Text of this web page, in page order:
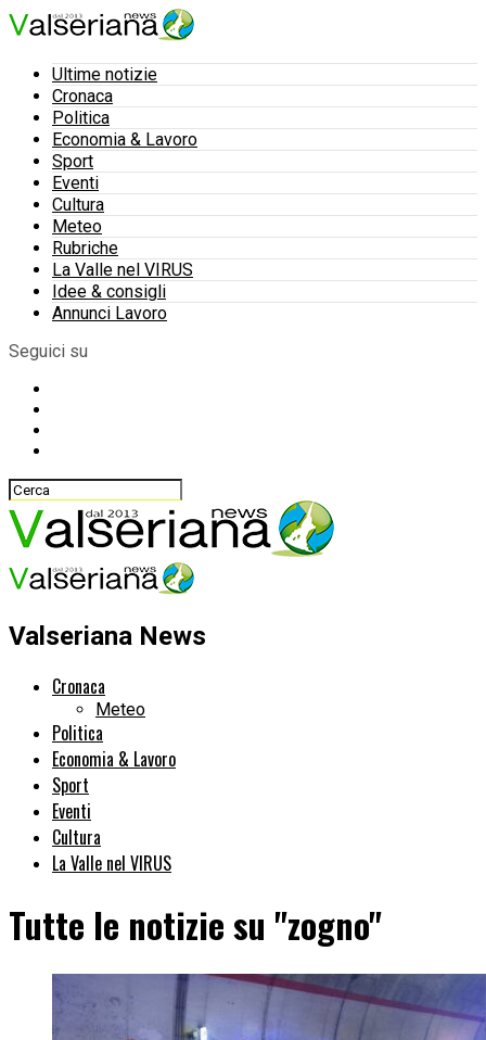
Ultime notizie
Cronaca
Politica
Economia & Lavoro
Sport
Eventi
Cultura
Meteo
Rubriche
La Valle nel VIRUS
Idee & consigli
Annunci Lavoro
Seguici su
Valseriana News
Cronaca
Meteo
Politica
Economia & Lavoro
Sport
Eventi
Cultura
La Valle nel VIRUS
Tutte le notizie su "zogno"